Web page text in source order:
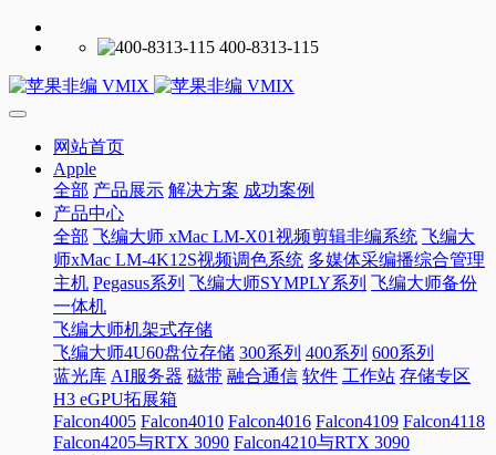
400-8313-115
网站首页
Apple
全部 产品展示 解决方案 成功案例
产品中心
全部 飞编大师 xMac LM-X01视频剪辑非编系统 飞编大
师xMac LM-4K12S视频调色系统 多媒体采编播综合管理
主机 Pegasus系列 飞编大师SYMPLY系列 飞编大师备份
一体机
飞编大师机架式存储
飞编大师4U60盘位存储 300系列 400系列 600系列
蓝光库 AI服务器 磁带 融合通信 软件 工作站 存储专区
H3 eGPU拓展箱
Falcon4005 Falcon4010 Falcon4016 Falcon4109 Falcon4118
Falcon4205与RTX 3090 Falcon4210与RTX 3090